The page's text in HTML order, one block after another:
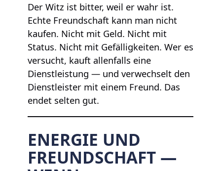
Der Witz ist bitter, weil er wahr ist.
Echte Freundschaft kann man nicht
kaufen. Nicht mit Geld. Nicht mit
Status. Nicht mit Gefälligkeiten. Wer es
versucht, kauft allenfalls eine
Dienstleistung — und verwechselt den
Dienstleister mit einem Freund. Das
endet selten gut.
ENERGIE UND
FREUNDSCHAFT —